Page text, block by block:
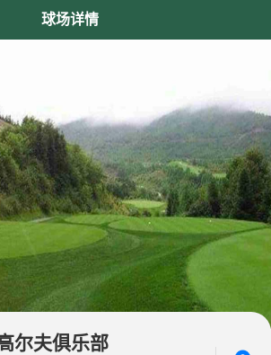
球场详情
尔夫俱乐部